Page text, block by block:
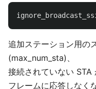
追加ステーション用の
(max_num_sta)、
接続されていない STA
フレームに応答しなく